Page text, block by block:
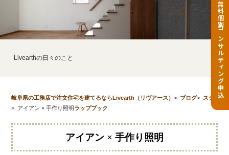
無料個別コンサルティング申込
Livearthの日々のこと
岐阜県の工務店で注文住宅を建てるならLivearth（リヴアース）> ブログ> スク
ラップブック
> アイアン × 手作り照明
アイアン × 手作り照明